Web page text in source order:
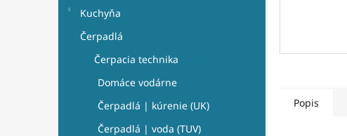
Kuchyňa
Čerpadlá
Čerpacia technika
Domáce vodárne
Čerpadlá | kúrenie (UK)
Čerpadlá | voda (TUV)
Popis